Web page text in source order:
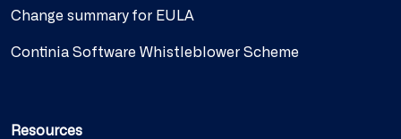
Change summary for EULA
Continia Software Whistleblower Scheme
Resources